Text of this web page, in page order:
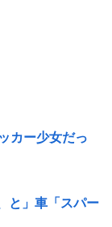
カー少女だっ
と」車「スパー